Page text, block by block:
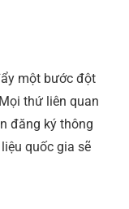
một bước đột
thứ liên quan
đăng ký thông
quốc gia sẽ